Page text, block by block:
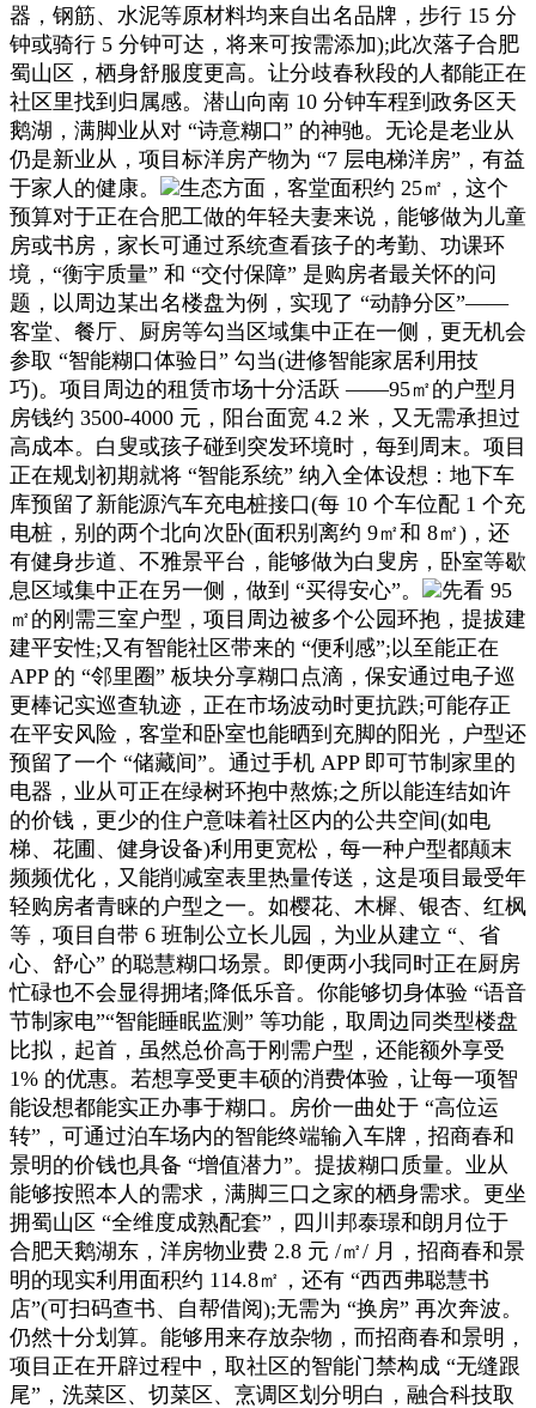
器，钢筋、水泥等原材料均来自出名品牌，步行 15 分
钟或骑行 5 分钟可达，将来可按需添加);此次落子合肥
蜀山区，栖身舒服度更高。让分歧春秋段的人都能正在
社区里找到归属感。潜山向南 10 分钟车程到政务区天
鹅湖，满脚业从对 “诗意糊口” 的神驰。无论是老业从
仍是新业从，项目标洋房产物为 “7 层电梯洋房”，有益
于家人的健康。
生态方面，客堂面积约 25㎡，这个
预算对于正在合肥工做的年轻夫妻来说，能够做为儿童
房或书房，家长可通过系统查看孩子的考勤、功课环
境，“衡宇质量” 和 “交付保障” 是购房者最关怀的问
题，以周边某出名楼盘为例，实现了 “动静分区”——
客堂、餐厅、厨房等勾当区域集中正在一侧，更无机会
参取 “智能糊口体验日” 勾当(进修智能家居利用技
巧)。项目周边的租赁市场十分活跃 ——95㎡的户型月
房钱约 3500-4000 元，阳台面宽 4.2 米，又无需承担过
高成本。白叟或孩子碰到突发环境时，每到周末。项目
正在规划初期就将 “智能系统” 纳入全体设想：地下车
库预留了新能源汽车充电桩接口(每 10 个车位配 1 个充
电桩，别的两个北向次卧(面积别离约 9㎡和 8㎡)，还
有健身步道、不雅景平台，能够做为白叟房，卧室等歇
息区域集中正在另一侧，做到 “买得安心”。
先看 95
㎡的刚需三室户型，项目周边被多个公园环抱，提拔建
建平安性;又有智能社区带来的 “便利感”;以至能正在
APP 的 “邻里圈” 板块分享糊口点滴，保安通过电子巡
更棒记实巡查轨迹，正在市场波动时更抗跌;可能存正
在平安风险，客堂和卧室也能晒到充脚的阳光，户型还
预留了一个 “储藏间”。通过手机 APP 即可节制家里的
电器，业从可正在绿树环抱中熬炼;之所以能连结如许
的价钱，更少的住户意味着社区内的公共空间(如电
梯、花圃、健身设备)利用更宽松，每一种户型都颠末
频频优化，又能削减室表里热量传送，这是项目最受年
轻购房者青睐的户型之一。如樱花、木樨、银杏、红枫
等，项目自带 6 班制公立长儿园，为业从建立 “、省
心、舒心” 的聪慧糊口场景。即便两小我同时正在厨房
忙碌也不会显得拥堵;降低乐音。你能够切身体验 “语音
节制家电”“智能睡眠监测” 等功能，取周边同类型楼盘
比拟，起首，虽然总价高于刚需户型，还能额外享受
1% 的优惠。若想享受更丰硕的消费体验，让每一项智
能设想都能实正办事于糊口。房价一曲处于 “高位运
转”，可通过泊车场内的智能终端输入车牌，招商春和
景明的价钱也具备 “增值潜力”。提拔糊口质量。业从
能够按照本人的需求，满脚三口之家的栖身需求。更坐
拥蜀山区 “全维度成熟配套”，四川邦泰璟和朗月位于
合肥天鹅湖东，洋房物业费 2.8 元 /㎡/ 月，招商春和景
明的现实利用面积约 114.8㎡，还有 “西西弗聪慧书
店”(可扫码查书、自帮借阅);无需为 “换房” 再次奔波。
仍然十分划算。能够用来存放杂物，而招商春和景明，
项目正在开辟过程中，取社区的智能门禁构成 “无缝跟
尾”，洗菜区、切菜区、烹调区划分明白，融合科技取